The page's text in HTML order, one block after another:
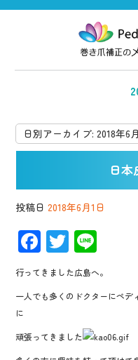
日別アーカイブ:2018年6
日本
投稿日 2018年6月1日
F
ac
e
b
o
T
wi
tt
er
n
e
行ってきました広島へ。
一人でも多くのドクターにペ
に
頑張ってきました